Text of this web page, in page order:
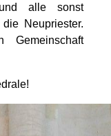
alle sonst
Neupriester.